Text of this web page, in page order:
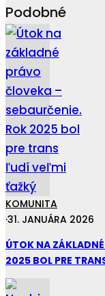
Podobné
KOMUNITA
·31. JANUÁRA 2026
ÚTOK NA
2025 BOL PRE